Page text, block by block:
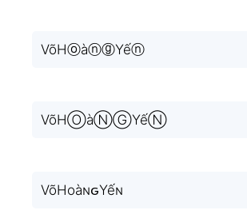
VõHⓞàⓝⓖYếⓝ
VõHⓄàⓃⒼYếⓃ
VõHoàɴԍYếɴ